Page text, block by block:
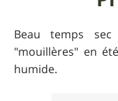
Beau temps
"mouillères" en
humide.